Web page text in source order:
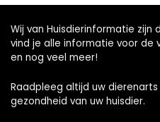
Wij van Huisdierinformatie zijn
vind je alle informatie voor de
en nog veel meer!
Raadpleeg altijd uw
gezondheid van uw huisdier.